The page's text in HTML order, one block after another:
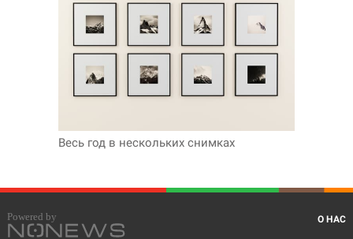
Весь год в нескольких снимках
О НАС